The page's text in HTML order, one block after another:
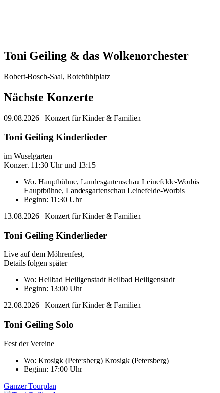
Toni Geiling & das Wolkenorchester
Robert-Bosch-Saal, Rotebühlplatz
Nächste Konzerte
09.08.2026 | Konzert für Kinder & Familien
Toni Geiling Kinderlieder
im Wuselgarten
Konzert 11:30 Uhr und 13:15
Wo: Hauptbühne, Landesgartenschau Leinefelde-Worbis
Hauptbühne, Landesgartenschau Leinefelde-Worbis
Beginn: 11:30 Uhr
13.08.2026 | Konzert für Kinder & Familien
Toni Geiling Kinderlieder
Live auf dem Möhrenfest,
Details folgen später
Wo: Heilbad Heiligenstadt Heilbad Heiligenstadt
Beginn: 13:00 Uhr
22.08.2026 | Konzert für Kinder & Familien
Toni Geiling Solo
Fest der Vereine
Wo: Krosigk (Petersberg) Krosigk (Petersberg)
Beginn: 17:00 Uhr
Ganzer Tourplan